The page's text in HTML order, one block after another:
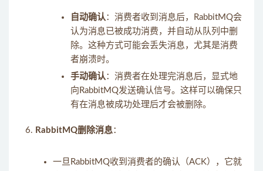
自动确认：消费者收到消息后，RabbitMQ会
认为消息已被成功消费，并自动从队列中删
除。这种方式可能会丢失消息，尤其是消费
者崩溃时。
手动确认：消费者在处理完消息后，显式地
向RabbitMQ发送确认信号。这样可以确保只
有在消息被成功处理后才会被删除。
RabbitMQ删除消息：
一旦RabbitMQ收到消费者的确认（ACK），它就